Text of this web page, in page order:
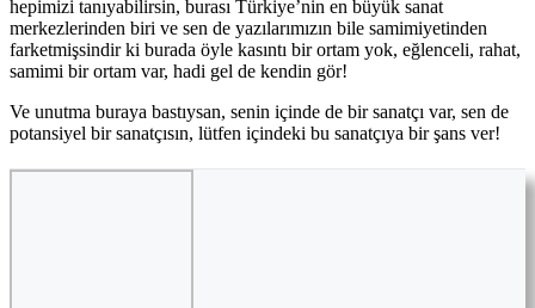
hepimizi tanıyabilirsin, burası Türkiye’nin en büyük sanat
merkezlerinden biri ve sen de yazılarımızın bile samimiyetinden
farketmişsindir ki burada öyle kasıntı bir ortam yok, eğlenceli, rahat,
samimi bir ortam var, hadi gel de kendin gör!
Ve unutma buraya bastıysan, senin içinde de bir sanatçı var, sen de
potansiyel bir sanatçısın, lütfen içindeki bu sanatçıya bir şans ver!